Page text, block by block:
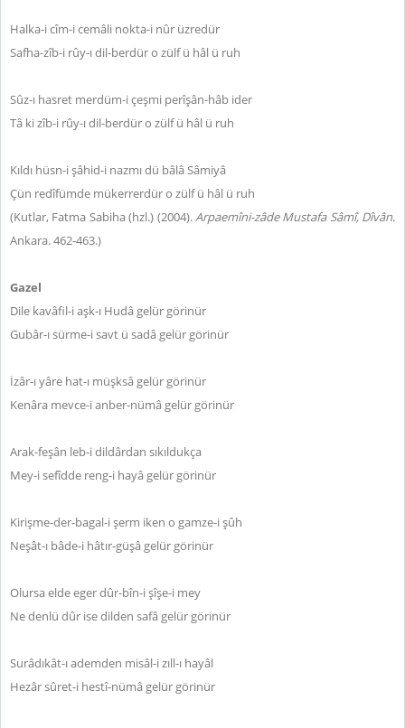
Halka-i cîm-i cemâli nokta-i nûr üzredür
Safha-zîb-i rûy-ı dil-berdür o zülf ü hâl ü ruh
Sûz-ı hasret merdüm-i çeşmi perîşân-hâb ider
Tâ ki zîb-i rûy-ı dil-berdür o zülf ü hâl ü ruh
Kıldı hüsn-i şâhid-i nazmı dü bâlâ Sâmiyâ
Çün redîfümde mükerrerdür o zülf ü hâl ü ruh
(Kutlar, Fatma Sabiha (hzl.) (2004).Arpaemîni-zâde Mustafa Sâmî, Dîvân.
Ankara. 462-463.)
Gazel
Dile kavâfil-i aşk-ı Hudâ gelür görinür
Gubâr-ı sürme-i savt ü sadâ gelür görinür
İzâr-ı yâre hat-ı müşksâ gelür görinür
Kenâra mevce-i anber-nümâ gelür görinür
Arak-feşân leb-i dildârdan sıkıldukça
Mey-i sefîdde reng-i hayâ gelür görinür
Kirişme-der-bagal-i şerm iken o gamze-i şûh
Neşât-ı bâde-i hâtır-güşâ gelür görinür
Olursa elde eger dûr-bîn-i şîşe-i mey
Ne denlü dûr ise dilden safâ gelür görinür
Surâdıkât-ı ademden misâl-i zıll-ı hayâl
Hezâr sûret-i hestî-nümâ gelür görinür